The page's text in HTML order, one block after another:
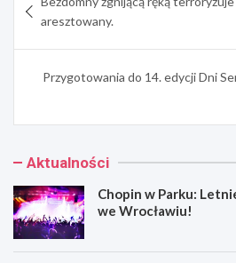
wpisu
aresztowany.
Przygotowania do 14. edycji Dni
Aktualności
Chopin w Parku:
we Wrocławiu!